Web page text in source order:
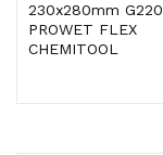
230x280mm G220
PROWET FLEX
CHEMITOOL